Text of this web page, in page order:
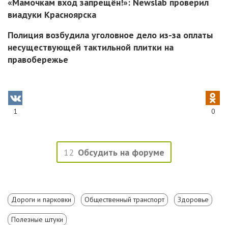
«Мамочкам вход запрещён!»: Newslab проверил
виадуки Красноярска
Полиция возбудила уголовное дело из-за оплаты
несуществующей тактильной плитки на
правобережье
1 0
12 Обсудить на форуме
Дороги и парковки Общественный транспорт Здоровье
Полезные штуки